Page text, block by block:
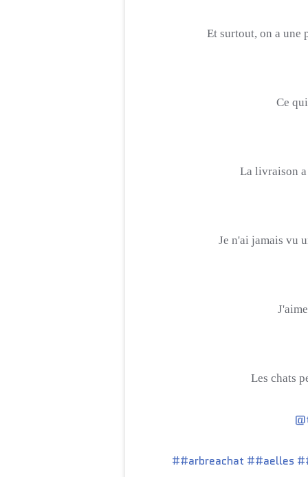
Et surtout, on a une
Ce
La livraison a
Je n'ai jamais vu
Les chats
##arbreachat ##aelles